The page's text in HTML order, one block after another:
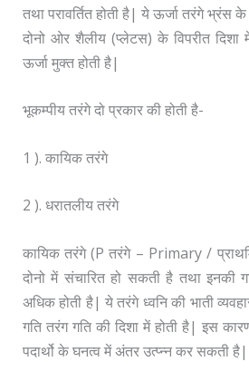
तथा परावर्तित होती है| ये ऊर्जा तरंगे
दोनो ओर शैलीय (प्लेटस) के विपरीत
ऊर्जा मुक्त होती है|
भूकम्पीय तरंगे दो प्रकार की होती है-
1 ). कायिक तरंगे
2 ). धरातलीय तरंगे
कायिक तरंगे (P तरंगे – Primary /
दोनो में संचारित हो सकती है तथा इनकी
अधिक होती है| ये तरंगे ध्वनि की भाती
गति तरंग गति की दिशा में होती है| इस
पदार्थो के घनत्व में अंतर उत्प्न्न कर सकती